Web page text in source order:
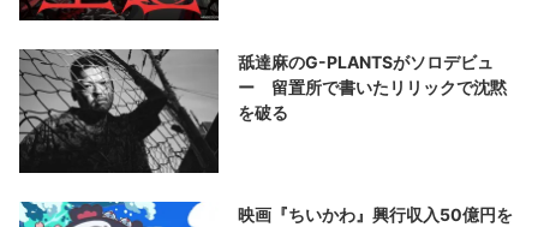
舐達麻のG-PLANTSがソロデビュ
ー 留置所で書いたリリックで沈黙
を破る
映画『ちいかわ』興行収入50億円を